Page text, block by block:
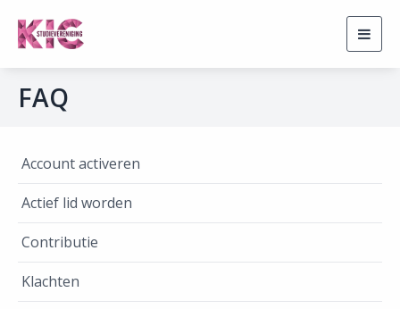
FAQ
Account activeren
Actief lid worden
Contributie
Klachten